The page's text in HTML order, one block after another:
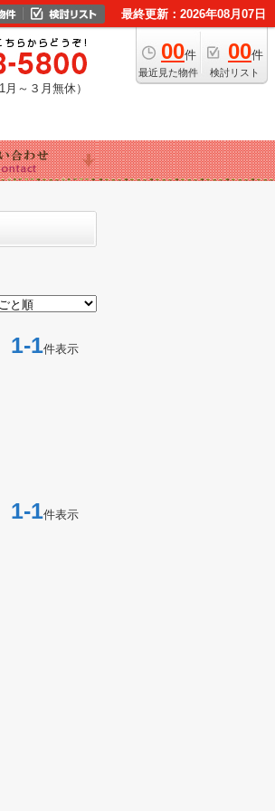
最終更新：2026年08月07日
00件
最近見た物件
00件
検討リスト
～３月無休）
1件表示
1件表示